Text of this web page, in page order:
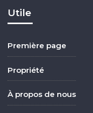
Utile
Première page
Propriété
À propos de nous